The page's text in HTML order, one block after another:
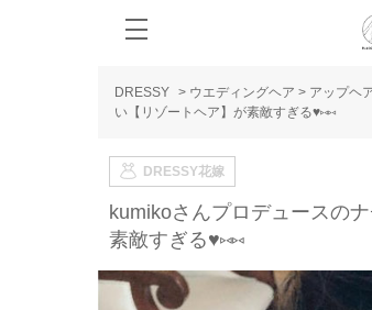
DRESSY > ウエディングヘア > アップヘ
い【リゾートヘア】が素敵すぎる♥⑅⑅
DRESSY花嫁
kumikoさんプロデュースの
素敵すぎる♥⑅⑅